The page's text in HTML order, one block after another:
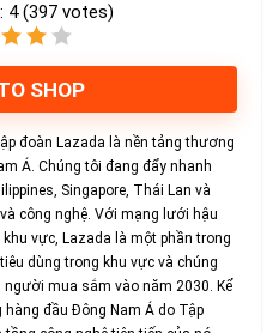
4 (397votes)
SHOP
đoàn Lazada là nền tảng thương
Á. Chúng tôi đang đẩy nhanh
Singapore, Thái Lan và
công nghệ. Với mạng lưới hậu
vực, Lazada là một phần trong
dùng trong khu vực và chúng
mua sắm vào năm 2030. Kể
đầu Đông Nam Á do Tập